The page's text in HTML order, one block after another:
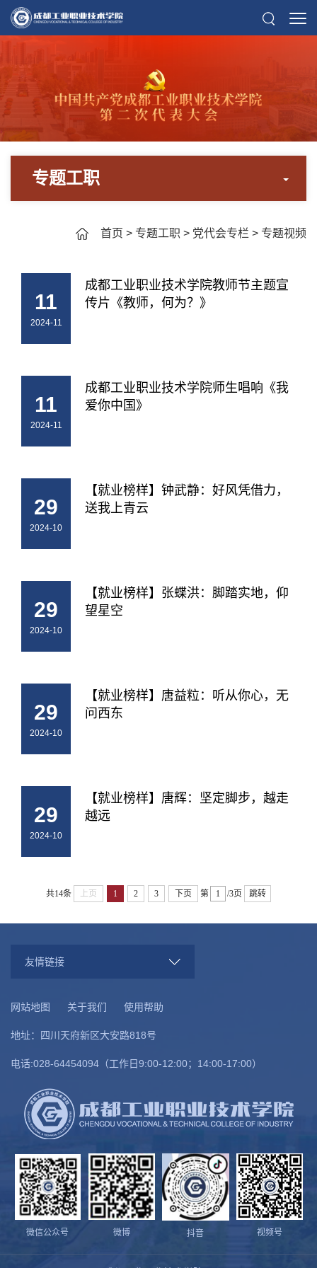
专题工职
首页 > 专题工职 > 党代会专栏 > 专题视频
11
2024-11
成都工业职业技术学院教师节主题宣
传片《教师，何为？》
11
2024-11
成都工业职业技术学院师生唱响《我
爱你中国》
29
2024-10
【就业榜样】钟武静：好风凭借力，
送我上青云
29
2024-10
【就业榜样】张蝶洪：脚踏实地，仰
望星空
29
2024-10
【就业榜样】唐益粒：听从你心，无
问西东
29
2024-10
【就业榜样】唐辉：坚定脚步，越走
越远
共14条 上页 1 2 3 下页 第 /3页 跳转
友情链接
网站地图 关于我们 使用帮助
地址：四川天府新区大安路818号
电话:028-64454094（工作日9:00-12:00；14:00-17:00）
微信公众号 微博 抖音 视频号